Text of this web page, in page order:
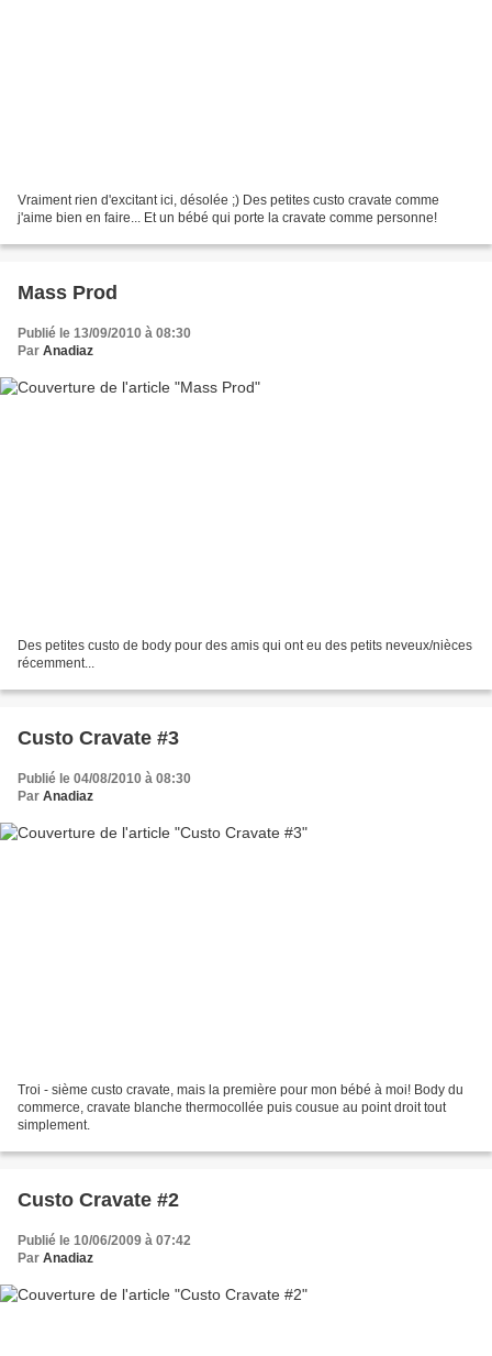
Vraiment rien d'excitant ici, désolée ;) Des petites custo cravate comme
j'aime bien en faire... Et un bébé qui porte la cravate comme personne!
Mass Prod
Publié le 13/09/2010 à 08:30
Par Anadiaz
Des petites custo de body pour des amis qui ont eu des petits neveux/nièces
récemment...
Custo Cravate #3
Publié le 04/08/2010 à 08:30
Par Anadiaz
Troi - sième custo cravate, mais la première pour mon bébé à moi! Body du
commerce, cravate blanche thermocollée puis cousue au point droit tout
simplement.
Custo Cravate #2
Publié le 10/06/2009 à 07:42
Par Anadiaz